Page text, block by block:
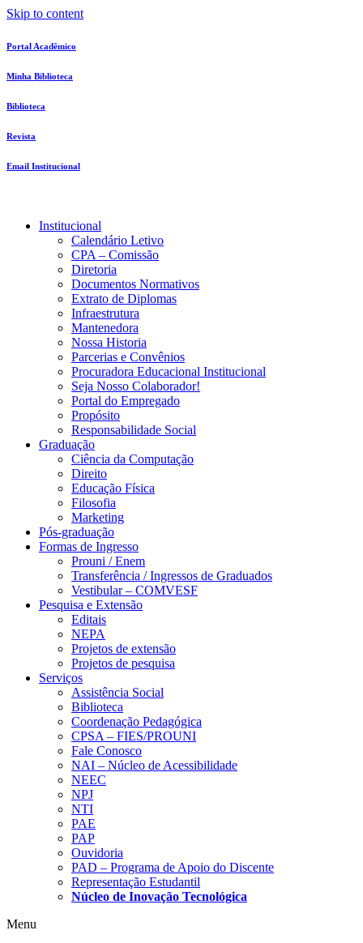
Skip to content
Portal Acadêmico
Minha Biblioteca
Biblioteca
Revista
Email Institucional
Institucional
Calendário Letivo
CPA – Comissão
Diretoria
Documentos Normativos
Extrato de Diplomas
Infraestrutura
Mantenedora
Nossa Historia
Parcerias e Convênios
Procuradora Educacional Institucional
Seja Nosso Colaborador!
Portal do Empregado
Propósito
Responsabilidade Social
Graduação
Ciência da Computação
Direito
Educação Física
Filosofia
Marketing
Pós-graduação
Formas de Ingresso
Prouni / Enem
Transferência / Ingressos de Graduados
Vestibular – COMVESF
Pesquisa e Extensão
Editais
NEPA
Projetos de extensão
Projetos de pesquisa
Serviços
Assistência Social
Biblioteca
Coordenação Pedagógica
CPSA – FIES/PROUNI
Fale Conosco
NAI – Núcleo de Acessibilidade
NEEC
NPJ
NTI
PAE
PAP
Ouvidoria
PAD – Programa de Apoio do Discente
Representação Estudantil
Núcleo de Inovação Tecnológica
Menu